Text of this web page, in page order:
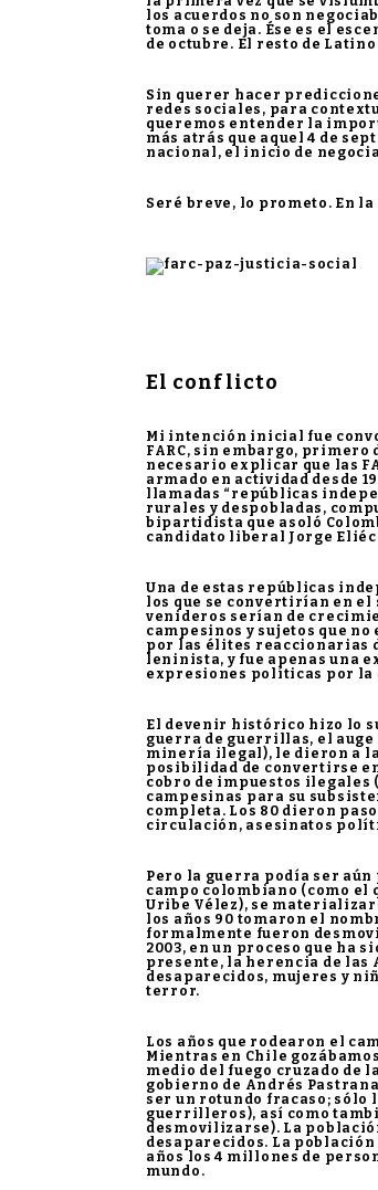
los acuerdos no son
toma o se deja. Ése es el
de octubre. El resto de
Sin querer hacer
redes sociales, para
queremos entender la
más atrás que aquel 4 de
nacional, el inicio de
Seré breve, lo prometo. En
El conflicto
Mi intención inicial fue
FARC, sin embargo, primero
necesario explicar que las
armado en actividad desde
llamadas “repúblicas
rurales y despobladas,
bipartidista que asoló
candidato liberal Jorge
Una de estas repúblicas
los que se convertirían en el
venideros serían de
campesinos y sujetos que
por las élites reaccionarias
leninista, y fue apenas una
expresiones políticas por la
El devenir histórico hizo lo
guerra de guerrillas, el auge
minería ilegal), le dieron a
posibilidad de convertirse
cobro de impuestos ilegales
campesinas para su
completa. Los 80 dieron
circulación, asesinatos
Pero la guerra podía ser aún
campo colombiano (como el
Uribe Vélez), se
los años 90 tomaron el
formalmente fueron
2003, en un proceso que ha
presente, la herencia de las
desaparecidos, mujeres y
terror.
Los años que rodearon el
Mientras en Chile
medio del fuego cruzado de
gobierno de Andrés
ser un rotundo fracaso; sólo
guerrilleros), así como
desmovilizarse). La
desaparecidos. La
años los 4 millones de
mundo.